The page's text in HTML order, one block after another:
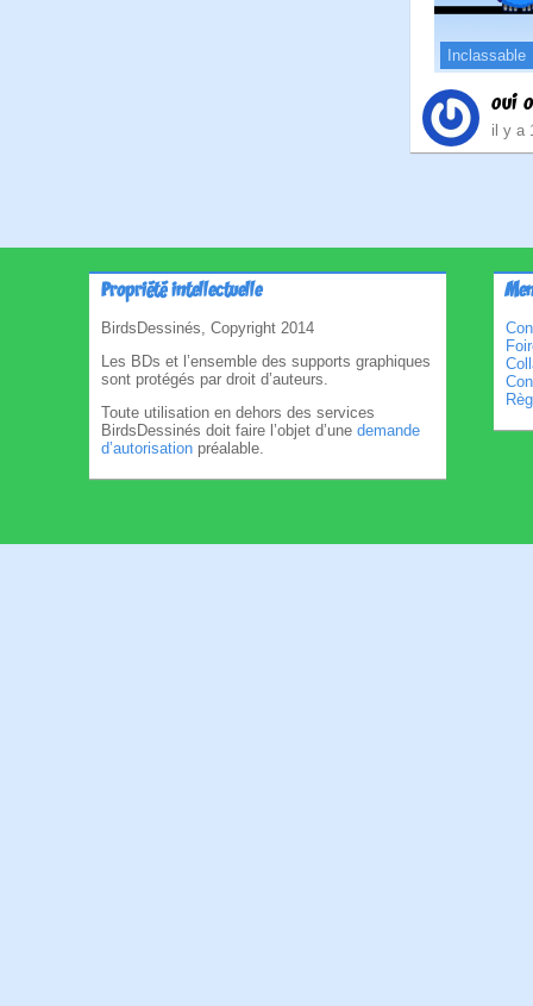
Inclassable
oui
il y a
Propriété intellectuelle
BirdsDessinés, Copyright 2014
Les BDs et l’ensemble des supports graphiques
sont protégés par droit d’auteurs.
Toute utilisation en dehors des services
BirdsDessinés doit faire l’objet d’une demande
d’autorisation préalable.